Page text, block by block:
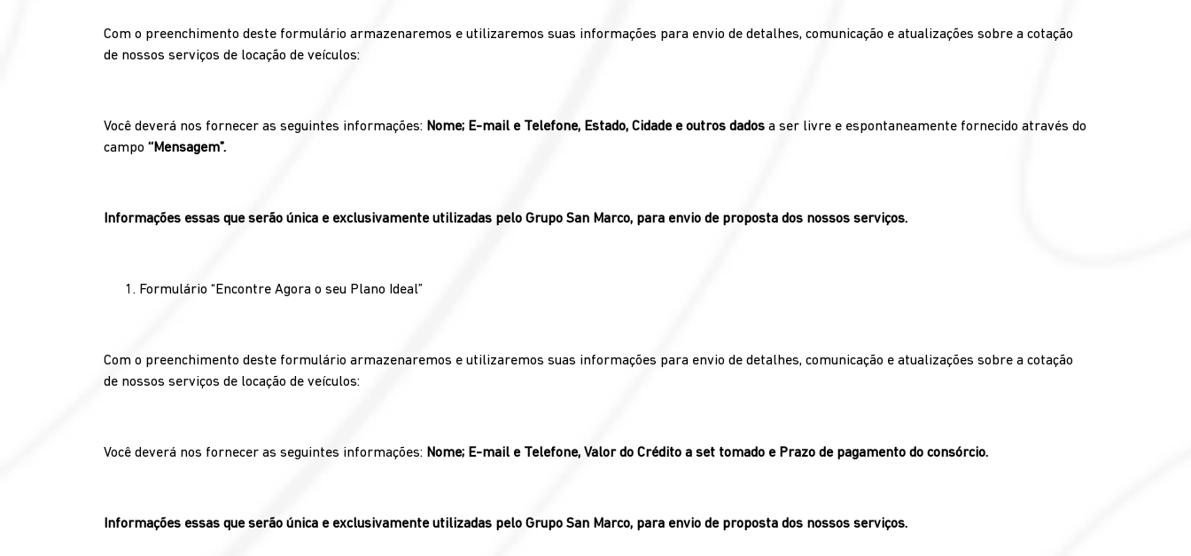
Com o preenchimento deste formulário armazenaremos e utilizaremos suas informações para envio de detalhes, comunicação e atualizações sobre a cotação
de nossos serviços de locação de veículos:
Você deverá nos fornecer as seguintes informações: Nome; E-mail e Telefone, Estado, Cidade e outros dados a ser livre e espontaneamente fornecido através do
campo ‘‘Mensagem”.
Informações essas que serão única e exclusivamente utilizadas pelo Grupo San Marco, para envio de proposta dos nossos serviços.
Formulário “Encontre Agora o seu Plano Ideal”
Com o preenchimento deste formulário armazenaremos e utilizaremos suas informações para envio de detalhes, comunicação e atualizações sobre a cotação
de nossos serviços de locação de veículos:
Você deverá nos fornecer as seguintes informações: Nome; E-mail e Telefone, Valor do Crédito a set tomado e Prazo de pagamento do consórcio.
Informações essas que serão única e exclusivamente utilizadas pelo Grupo San Marco, para envio de proposta dos nossos serviços.